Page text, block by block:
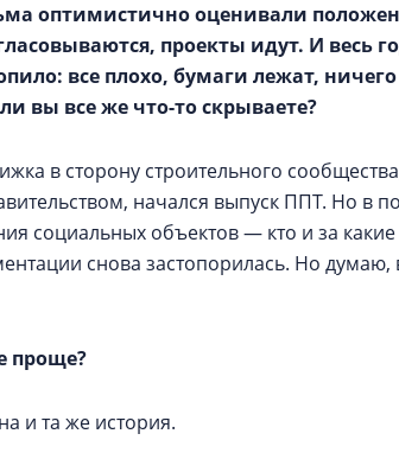
оптимистично оценивали
проекты идут. И весь
все плохо, бумаги лежат,
вы все же что-то скрываете?
в сторону строительного
начался выпуск ППТ. Но в
социальных объектов — кто и за
снова застопорилась. Но
проще?
и та же история.